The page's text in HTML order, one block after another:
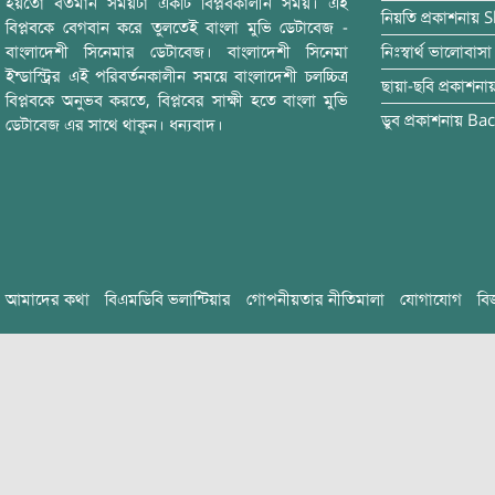
বিপ্লবকে বেগবান করে তুলতেই বাংলা মুভি ডেটাবেজ -
বাংলাদেশী সিনেমার ডেটাবেজ। বাংলাদেশী সিনেমা
ইন্ডাস্ট্রির এই পরিবর্তনকালীন সময়ে বাংলাদেশী চলচ্চিত্র
বিপ্লবকে অনুভব করতে, বিপ্লবের সাক্ষী হতে বাংলা মুভি
ডেটাবেজ এর সাথে থাকুন। ধন্যবাদ।
নিয়তি প্রকাশনায়
নিঃস্বার্থ ভালোবাসা
ছায়া-ছবি
ডুব প্রকাশনায়
আমাদের কথা বিএমডিবি ভলান্টিয়ার গোপনীয়তার নীতিমালা যোগাযোগ